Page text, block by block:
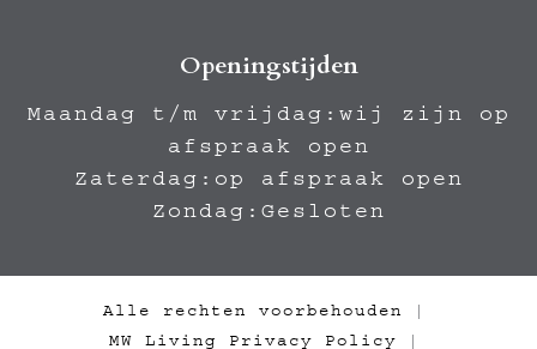
Openingstijden
Maandag t/m vrijdag:wij zijn op
afspraak open
Zaterdag:op afspraak open
Zondag:Gesloten
Alle rechten voorbehouden
MW Living Privacy Policy